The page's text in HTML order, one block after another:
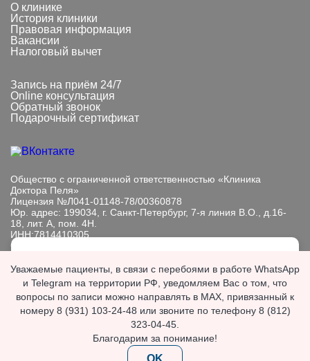
О клинике
История клиники
Правовая информация
Вакансии
Налоговый вычет
Запись на приём 24/7
Online консультация
Обратный звонок
Подарочный сертификат
Общество с ограниченной ответственностью «Клиника
Доктора Пеля»
Лицензия №Л041-01148-78/00360878
Юр. адрес: 199034, г. Санкт-Петербург, 7-я линия В.О., д.16-
18, лит. А, пом. 4Н.
ИНН:7814410305
ОГРН: 1089847233101
Информация, представленная на сайте, носит исключительно
информационный характер. Размещенная на сайте
информация не является публичной офертой, подлежит
изменению юр. лицом в одностороннем порядке.
ИМЕЮТСЯ ПРОТИВОПОКАЗАНИЯ. НЕОБХОДИМА
КОНСУЛЬТАЦИЯ СПЕЦИАЛИСТА.
© 2026 «Клиника доктора Пеля». Все права защищены.
сайта. Продолжая пользоваться сайтом, вы
выражаетесогласие с политикой
обработки персональных данных.
Если вы хотите запретить обработку файлов cookie,
отключите cookie в настройках вашего браузера.
OK
Уважаемые пациенты, в связи с перебоями в работе WhatsApp
и Telegram на территории РФ, уведомляем Вас о том, что
вопросы по записи можно направлять в MAX, привязанный к
номеру 8 (931) 103-24-48 или звоните по телефону 8 (812)
323-04-45.
Благодарим за понимание!
OK